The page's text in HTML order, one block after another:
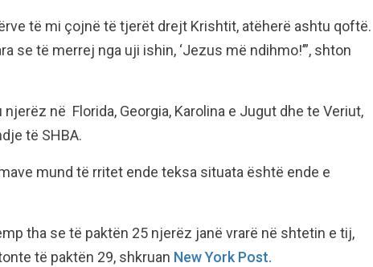
të mi çojnë të tjerët drejt Krishtit, atëherë ashtu qoftë.
se të merrej nga uji ishin, ‘Jezus më ndihmo!’”, shton
në Florida, Georgia, Karolina e Jugut dhe te Veriut,
të SHBA.
mund të rritet ende teksa situata është ende e
tha se të paktën 25 njerëz janë vrarë në shtetin e tij,
të paktën 29, shkruan New York Post.